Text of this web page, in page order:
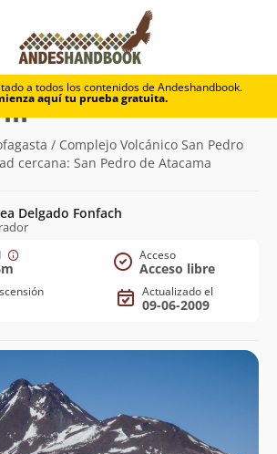
a todos los contenidos de Andeshandbook.
aquí tu prueba gratuita.
Volcán Pili
(6.046m)
/ Complejo Volcánico San Pedro
cercana: San Pedro de Atacama
Delgado Fonfach
Acceso
Acceso libre
Actualizado el
09-06-2009